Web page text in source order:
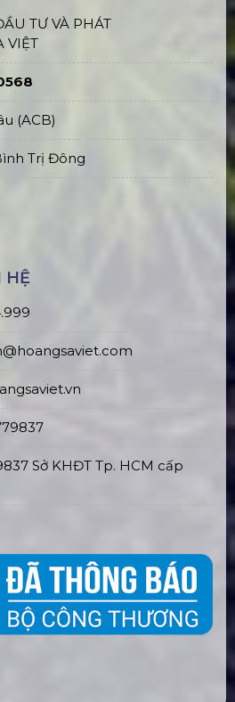
TƯ VÀ PHÁT
VIỆT
(ACB)
Trị Đông
HỆ
Sở KHĐT Tp. HCM cấp